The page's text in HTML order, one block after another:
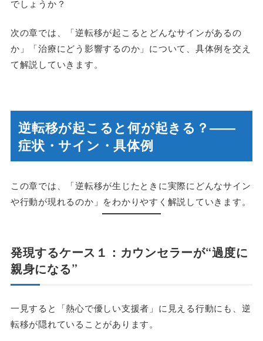
でしょうか？
次の章では、「逆転移が起こるとどんなサインがあるの
か」「治療にどう影響するのか」について、具体例を交え
て解説していきます。
逆転移が起こると何が起きる？——
症状・サイン・具体例
この章では、「逆転移が生じたときに実際にどんなサイン
や行動が現れるのか」をわかりやすく解説していきます。
発現するケース１：カウンセラーが“過度に
親身になる”
一見すると「熱心で優しい支援者」に見える行動にも、逆
転移が隠れていることがあります。